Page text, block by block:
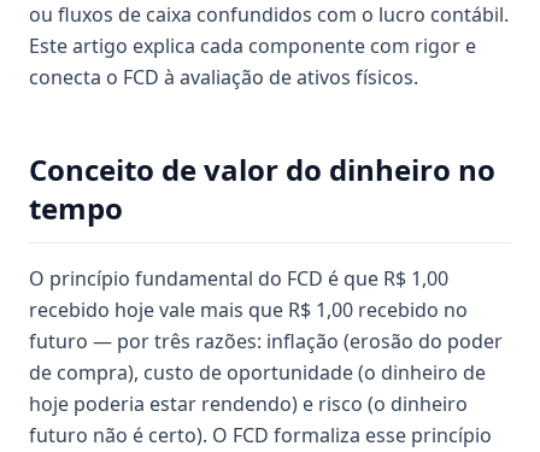
ou fluxos de caixa confundidos com o lucro contábil.
Este artigo explica cada componente com rigor e
conecta o FCD à avaliação de ativos físicos.
Conceito de valor do dinheiro no
tempo
O princípio fundamental do FCD é que R$ 1,00
recebido hoje vale mais que R$ 1,00 recebido no
futuro — por três razões: inflação (erosão do poder
de compra), custo de oportunidade (o dinheiro de
hoje poderia estar rendendo) e risco (o dinheiro
futuro não é certo). O FCD formaliza esse princípio